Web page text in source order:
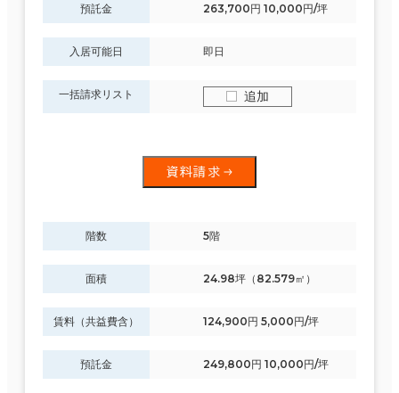
預託金 263,700円 10,000円/坪
入居可能日 即日
一括請求リスト 追加
資料請求
階数 5階
面積 24.98坪（82.579㎡）
賃料（共益費含） 124,900円 5,000円/坪
預託金 249,800円 10,000円/坪